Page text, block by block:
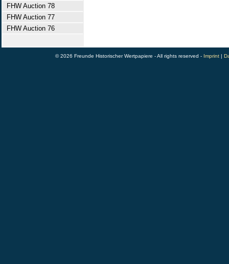
FHW Auction 78
FHW Auction 77
FHW Auction 76
© 2026 Freunde Historischer Wertpapiere - All rights reserved - Imprint |